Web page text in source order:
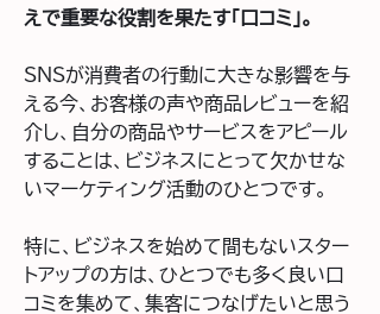
えで重要な役割を果たす「口コミ」。
SNSが消費者の行動に大きな影響を与
える今、お客様の声や商品レビューを紹
介し、自分の商品やサービスをアピール
することは、ビジネスにとって欠かせな
いマーケティング活動のひとつです。
特に、ビジネスを始めて間もないスター
トアップの方は、ひとつでも多く良い口
コミを集めて、集客につなげたいと思う